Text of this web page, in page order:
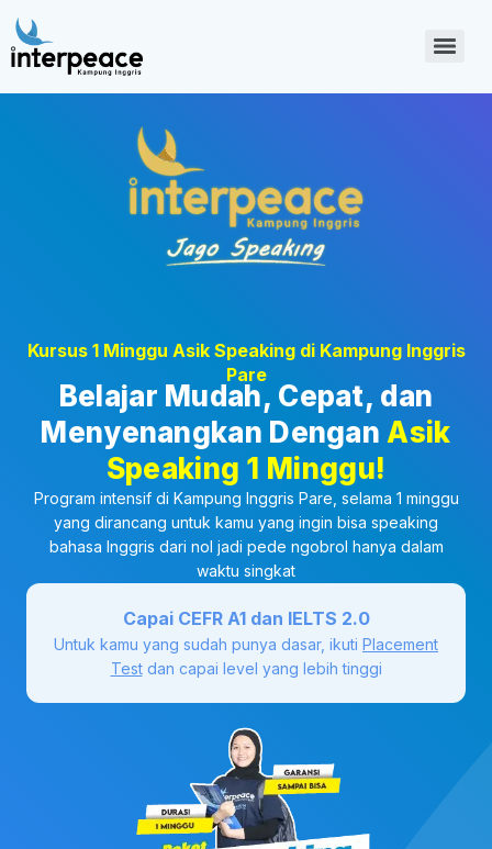
Kursus 1 Minggu Asik Speaking di Kampung Inggris
Pare
Belajar Mudah, Cepat, dan
Menyenangkan Dengan Asik
Speaking 1 Minggu!
Program intensif di Kampung Inggris Pare, selama 1 minggu
yang dirancang untuk kamu yang ingin bisa speaking
bahasa Inggris dari nol jadi pede ngobrol hanya dalam
waktu singkat
Capai CEFR A1 dan IELTS 2.0
Untuk kamu yang sudah punya dasar, ikuti Placement
Testdan capai level yang lebih tinggi